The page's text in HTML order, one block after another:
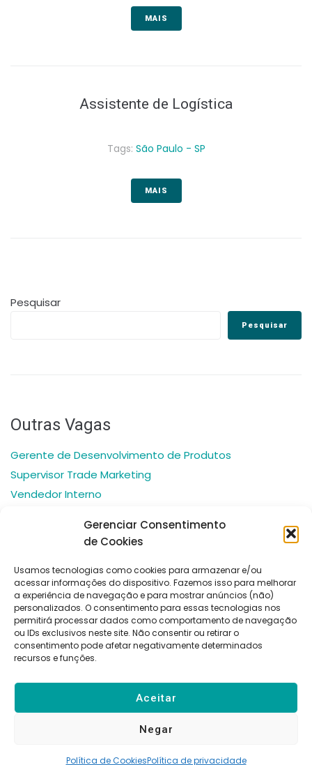
Gerenciar Consentimento
de Cookies
Usamos tecnologias como cookies para armazenar e/ou
acessar informações do dispositivo. Fazemos isso para melhorar
a experiência de navegação e para mostrar anúncios (não)
personalizados. O consentimento para essas tecnologias nos
permitirá processar dados como comportamento de navegação
ou IDs exclusivos neste site. Não consentir ou retirar o
consentimento pode afetar negativamente determinados
recursos e funções.
Aceitar
Negar
Política de CookiesPolítica de privacidade
MAIS
Assistente de Logística
Tags: São Paulo - SP
MAIS
Pesquisar
Pesquisar
Outras Vagas
Gerente de Desenvolvimento de Produtos
Supervisor Trade Marketing
Vendedor Interno
Analista Administrativo Financeiro
Bedin Consulting
CNPJ:
46.000.475/0001-89
Rua Dr. João Colin,
89204-001 –
Políticas
de
Privacid
Desenvolvido por:
Beonby Marketing